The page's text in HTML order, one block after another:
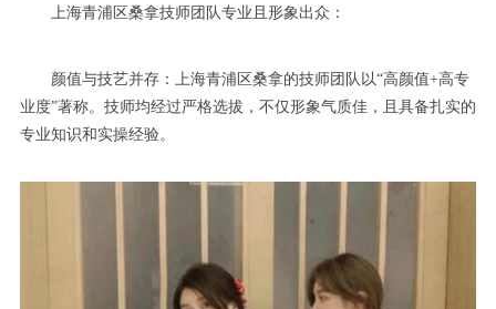
上海青浦区桑拿技师团队专业且形象出众：
颜值与技艺并存：上海青浦区桑拿的技师团队以“高颜值+高专
业度”著称。技师均经过严格选拔，不仅形象气质佳，且具备扎实的
专业知识和实操经验。